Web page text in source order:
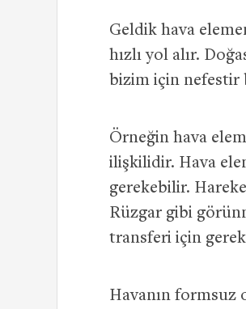
Geldik hava
hızlı yol alır.
bizim için nefestir
Örneğin hava
ilişkilidir. Hava
gerekebilir.
Rüzgar gibi
transferi için
Havanın formsuz